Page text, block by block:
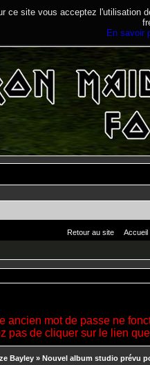
ce site vous acceptez l'utilisation
En savoir
Retour au site Accueil
ancien mot de passe ne
pas de cliquer sur le lien
Bayley » Nouvel album studio prévu